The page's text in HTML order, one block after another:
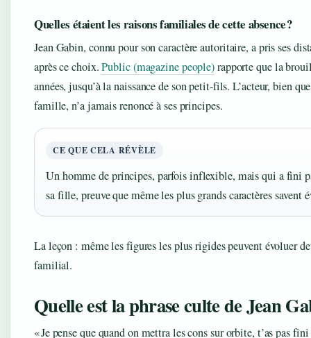
Quelles étaient les raisons familiales de cette absence ?
Jean Gabin, connu pour son caractère autoritaire, a pris ses
après ce choix.Public (magazine people)rapporte que la
années, jusqu’à la naissance de son petit-fils. L’acteur, bien
famille, n’a jamais renoncé à ses principes.
CE QUE CELA RÉVÈLE
Un homme de principes, parfois inflexible, mais qui a fini
sa fille, preuve que même les plus grands caractères savent
La leçon : même les figures les plus rigides peuvent évoluer
familial.
Quelle est la phrase culte de Jean
« Je pense que quand on mettra les cons sur orbite, t’as pas